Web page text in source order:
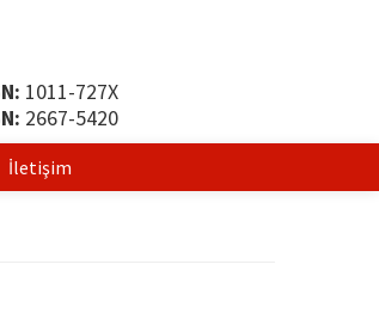
1011-727X
2667-5420
İletişim